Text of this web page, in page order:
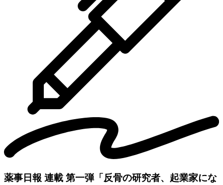
薬事日報 連載 第一弾「反骨の研究者、起業家にな